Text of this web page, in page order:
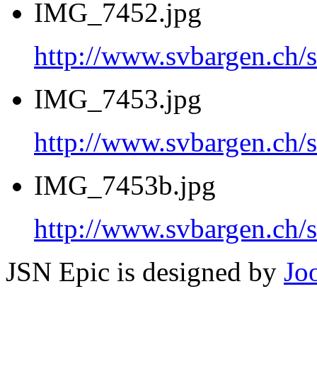
IMG_7452.jpg
http://
IMG_7453.jpg
http://
IMG_7453b.jpg
http://
JSN Epic is designed by